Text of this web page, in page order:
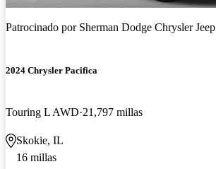
Patrocinado por Sherman Dodge Chrysler Jeep
2024 Chrysler Pacifica
Touring L AWD 21,797 millas
Skokie, IL
16 millas